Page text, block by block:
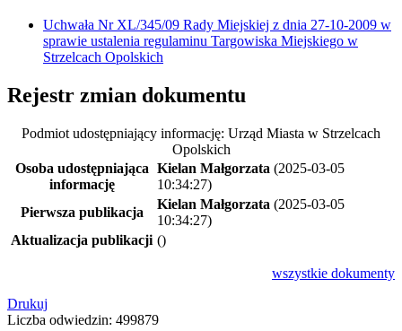
Uchwała Nr XL/345/09 Rady Miejskiej z dnia 27-10-2009 w
sprawie ustalenia regulaminu Targowiska Miejskiego w
Strzelcach Opolskich
Rejestr zmian dokumentu
Podmiot udostępniający informację: Urząd Miasta w Strzelcach
Opolskich
Osoba udostępniająca
informację
Kielan Małgorzata (2025-03-05
10:34:27)
Pierwsza publikacja
Kielan Małgorzata (2025-03-05
10:34:27)
Aktualizacja publikacji ()
wszystkie dokumenty
Drukuj
Liczba odwiedzin: 499879